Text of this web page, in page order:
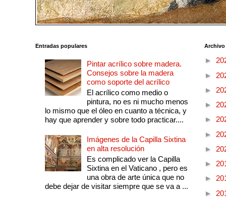
Entradas populares
Pintar acrílico sobre madera.
Consejos sobre la madera
como soporte del acrílico
El acrílico como medio o
pintura, no es ni mucho menos
lo mismo que el óleo en cuanto a técnica, y
hay que aprender y sobre todo practicar....
Imágenes de la Capilla Sixtina
en alta resolución
Es complicado ver la Capilla
Sixtina en el Vaticano , pero es
una obra de arte única que no
debe dejar de visitar siempre que se va a ...
►
►
►
►
►
►
►
►
►
►